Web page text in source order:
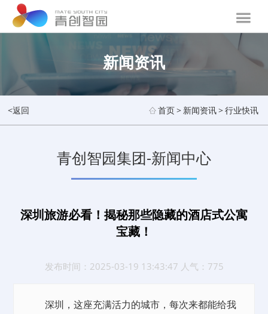
新闻资讯
<返回 首页> 新闻资讯>行业快讯
青创智园集团-新闻中心
深圳旅游必看！揭秘那些隐藏的酒店式公寓
宝藏！
发布时间：2025-03-19 13:43:47 人气：775
深圳，这座充满活力的城市，每次来都能给我